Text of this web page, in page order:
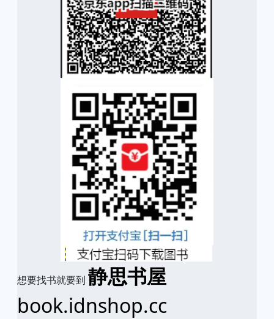
想要找书就要到 静思书屋
book.idnshop.cc